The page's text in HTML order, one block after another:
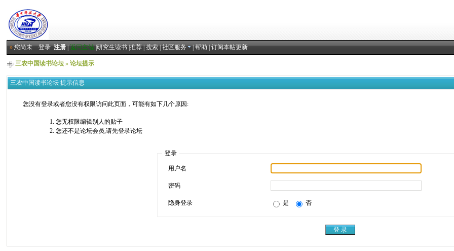
»您尚未登录 注册|返回主站|研究生读书|推荐|搜索|社区服务 |帮助|订阅本帖更新
三农中国读书论坛 » 论坛提示
三农中国读书论坛 提示信息
您没有登录或者您没有权限访问此页面，可能有如下几个原因:
您无权限编辑别人的贴子
您还不是论坛会员,请先登录论坛
登录
用户名
密码
隐身登录 是 否